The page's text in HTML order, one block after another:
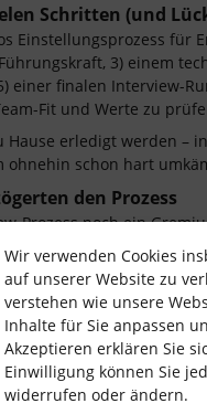
Schritten (und
Einstellungsprozess für
3) einem
einer finalen Interview-
Fit und Werte zu
erledigt werden –
ohnehin schon hart
den Prozess
Prozess noch ein
Kálmán. Die Wartezeiten
mehrerer Personen
Recruiting
Engineering Talent
zweiten Halbjahr noch
Wir verwenden Cookies
auf unserer Website zu
verstehen wie unsere
Inhalte für Sie anpassen
Akzeptieren erklären Sie
Einwilligung können Sie
widerrufen oder ändern.